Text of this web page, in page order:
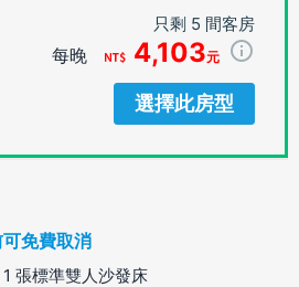
只剩 5 間客房
每晚 4,103元
選擇此房型
免費取消
張標準雙人沙發床